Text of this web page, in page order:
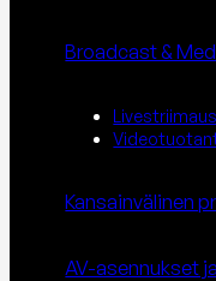
Broadcast &
Livestriimaus
Kansainvälinen
AV-asennukset